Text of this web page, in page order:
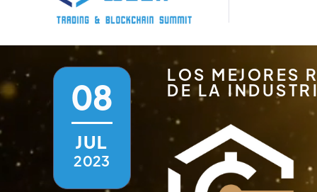
08
JUL
2023
LOS MEJORES
DE LA